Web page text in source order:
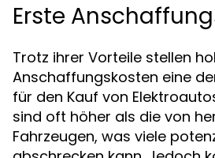
Erste
Trotz ihrer Vorteile stellen
Anschaffungskosten eine
für den Kauf von
sind oft höher als die von
Fahrzeugen, was viele